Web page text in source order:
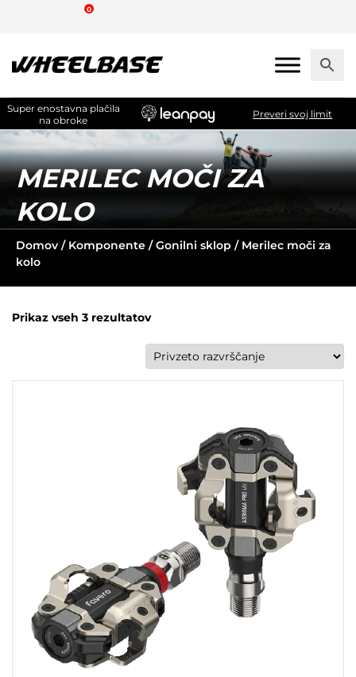
content
0
Super enostavna plačila
na obroke
Preveri svoj limit
MERILEC MOČI ZA
KOLO
Domov / Komponente /Gonilni sklop / Merilec moči za
kolo
Prikaz vseh 3 rezultatov